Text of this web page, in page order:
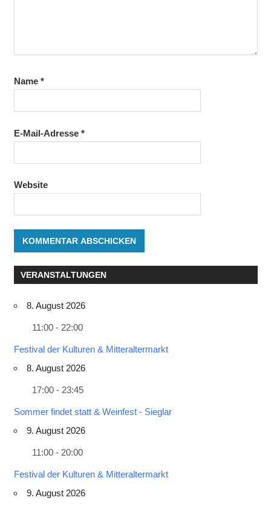
Name *
E-Mail-Adresse *
Website
VERANSTALTUNGEN
8. August 2026
11:00 - 22:00
Festival der Kulturen & Mitteraltermarkt
8. August 2026
17:00 - 23:45
Sommer findet statt & Weinfest - Sieglar
9. August 2026
11:00 - 20:00
Festival der Kulturen & Mitteraltermarkt
9. August 2026